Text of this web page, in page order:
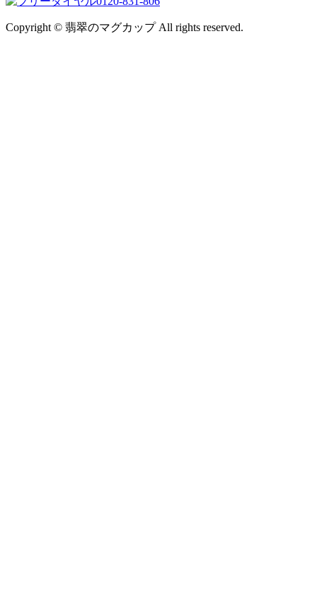
Copyright © 翡翠のマグカップ All rights reserved.